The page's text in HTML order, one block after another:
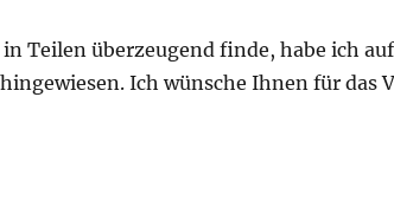
Teilen überzeugend finde, habe ich
Ich wünsche Ihnen für das